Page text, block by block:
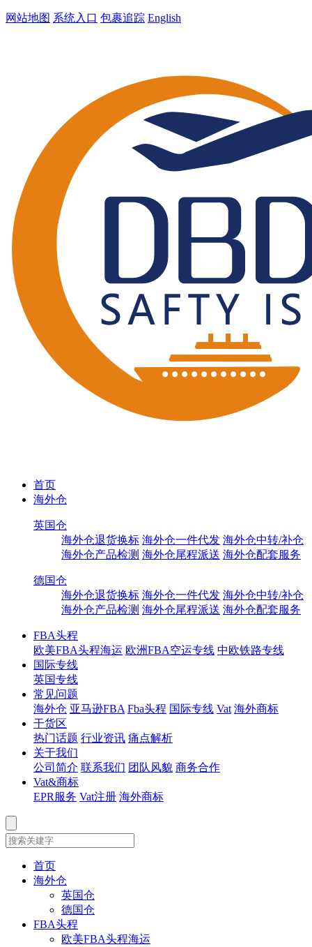
网站地图 系统入口 包裹追踪 English
首页
海外仓
英国仓
海外仓退货换标 海外仓一件代发 海外仓中转/补仓
海外仓产品检测 海外仓尾程派送 海外仓配套服务
德国仓
海外仓退货换标 海外仓一件代发 海外仓中转/补仓
海外仓产品检测 海外仓尾程派送 海外仓配套服务
FBA头程
欧美FBA头程海运 欧洲FBA空运专线 中欧铁路专线
国际专线
英国专线
常见问题
海外仓 亚马逊FBA Fba头程 国际专线 Vat 海外商标
干货区
热门话题 行业资讯 痛点解析
关于我们
公司简介 联系我们 团队风貌 商务合作
Vat&商标
EPR服务 Vat注册 海外商标
首页
海外仓
英国仓
德国仓
FBA头程
欧美FBA头程海运